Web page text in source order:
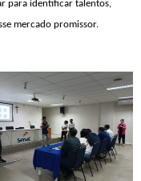
para identificar talentos,
mercado promissor.